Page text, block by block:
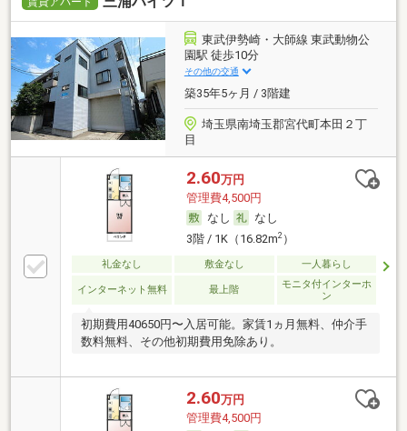
東武伊勢崎・大師線 東武動物公
園駅 徒歩10分
その他の交通
築35年5ヶ月 / 3階建
埼玉県南埼玉郡宮代町本田２丁
目
2.60万円
管理費4,500円
なし
なし
3階 / 1K（16.82m2）
礼金なし 敷金なし 一人暮らし
インターネット無料 最上階
モニタ付インターホ
ン
初期費用40650円〜入居可能。家賃1ヵ月無料、仲介手
数料無料、その他初期費用免除あり。
2.60万円
管理費4,500円